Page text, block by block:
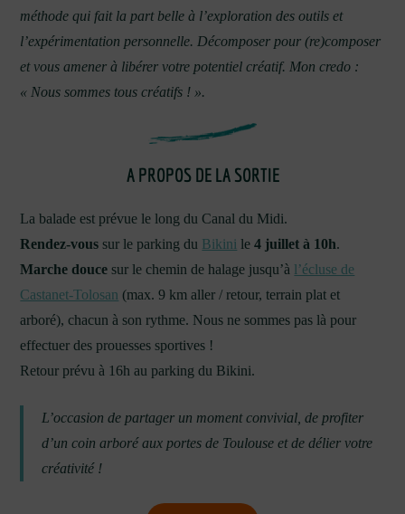
méthode qui fait la part belle à l’exploration des outils et
l’expérimentation personnelle. Décomposer pour (re)composer
et vous amener à libérer votre potentiel créatif. Mon credo :
« Nous sommes tous créatifs ! ».
A PROPOS DE LA SORTIE
La balade est prévue le long du Canal du Midi.
Rendez-vous sur le parking du Bikini le4 juillet à 10h.
Marche douce sur le chemin de halage jusqu’à l’écluse de
Castanet-Tolosan (max. 9 km aller / retour, terrain plat et
arboré), chacun à son rythme. Nous ne sommes pas là pour
effectuer des prouesses sportives !
Retour prévu à 16h au parking du Bikini.
L’occasion de partager un moment convivial, de profiter
d’un coin arboré aux portes de Toulouse et de délier votre
créativité !